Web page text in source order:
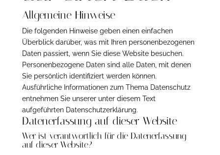
Allgemeine Hinweise
Die folgenden Hinweise geben einen einfachen
Überblick darüber, was mit Ihren personenbezogenen
Daten passiert, wenn Sie diese Website besuchen.
Personenbezogene Daten sind alle Daten, mit denen
Sie persönlich identifiziert werden können.
Ausführliche Informationen zum Thema Datenschutz
entnehmen Sie unserer unter diesem Text
aufgeführten Datenschutzerklärung.
Datenerfassung auf dieser Website
Wer ist verantwortlich für die Datenerfassung
auf dieser Website?